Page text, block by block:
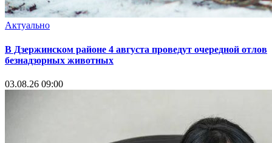
Актуально
В Дзержинском районе 4 августа проведут очередной отлов
безнадзорных животных
03.08.26 09:00